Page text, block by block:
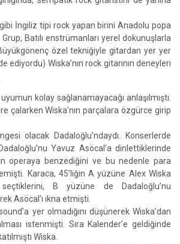
İngiliz tipi rock yapan birini Anadolu popa
Batılı enstrümanları yerel dokunuşlarla
özel tekniğiyle gitardan yer yer
ediyordu) Wiska’nın rock gitarının deneyleri
kolay sağlanamayacağı anlaşılmıştı.
çalarken Wiska’nın parçalara özgürce girip
olacak Dadaloğlu’ndaydı. Konserlerde
Yavuz Asöcal’a dinlettiklerinde
operaya benzediğini ve bu nedenle para
Karaca, 45’liğin A yüzüne Alex Wiska
seçtiklerini, B yüzüne de Dadaloğlu’nu
Asöcal’ı ikna etmişti.
yer olmadığını düşünerek Wiska’dan
istenmişti. Sıra Kalender’e geldiğinde
Wiska.